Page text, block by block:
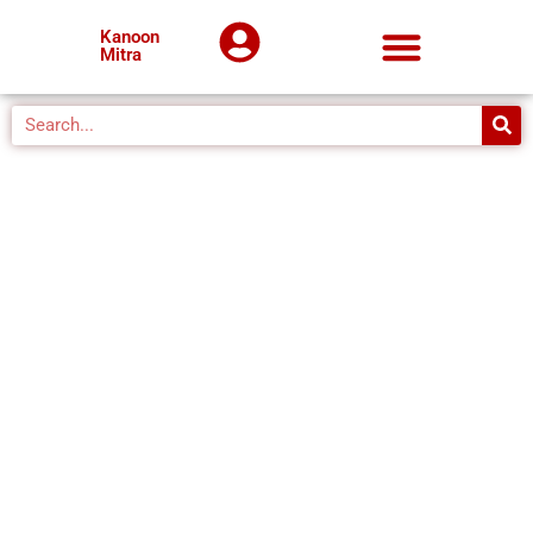
Kanoon
Mitra